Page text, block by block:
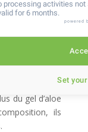
la mauvaise
des dents
que les
Bright ne
du gel d’aloe
ils
processing activities
for 6 months.
powered
Set